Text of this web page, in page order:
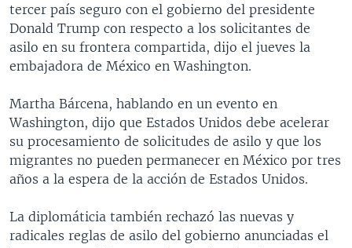
EL MUNDO AL DÍA [RADIO]
FORO [RADIO]
DEPORTIVO INTERNACIONAL
NOTA ECONÓMICA
ENTRETENIMIENTO
SÍGANOS
tercer país seguro con el gobierno del presidente
Donald Trump con respecto a los solicitantes de
asilo en su frontera compartida, dijo el jueves la
embajadora de México en Washington.
Martha Bárcena, hablando en un evento en
Washington, dijo que Estados Unidos debe acelerar
su procesamiento de solicitudes de asilo y que los
migrantes no pueden permanecer en México por tres
años a la espera de la acción de Estados Unidos.
La diplomáticia también rechazó las nuevas y
radicales reglas de asilo del gobierno anunciadas el